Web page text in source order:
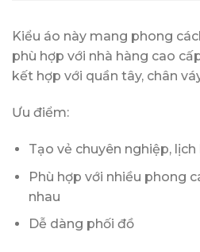
Kiểu áo này mang phong
phù hợp với nhà hàng cao
kết hợp với quần tây, chân
Ưu điểm:
Tạo vẻ chuyên nghiệp, lịch
Phù hợp với nhiều phong
nhau
Dễ dàng phối đồ